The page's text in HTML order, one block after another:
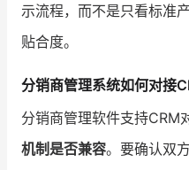
示流程，而不是只看标准
贴合度。
分销商管理系统如何对接
分销商管理软件支持CRM
机制是否兼容。要确认双